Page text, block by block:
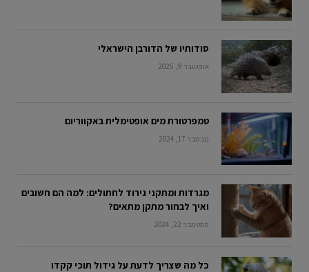
סודותיו של הדורבן הישראלי
אוקטובר 9, 2025
טמפרטורת מים אופטימלית באקווריום
נובמבר 17, 2024
מגרדות ומתקני גירוד לחתולים: למה הם חשובים
ואיך לבחור מתקן מתאים?
ספטמבר 22, 2024
כל מה שצריך לדעת על גידול תוכי קקדו